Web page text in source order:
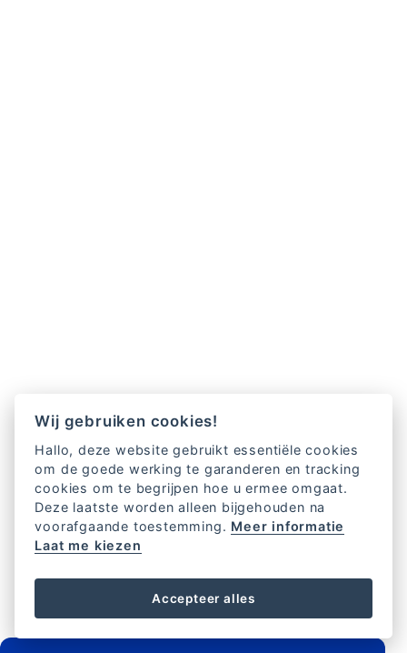
FOOTER
Wij gebruiken cookies!
Hallo, deze website gebruikt essentiële cookies
om de goede werking te garanderen en tracking
cookies om te begrijpen hoe u ermee omgaat.
Deze laatste worden alleen bijgehouden na
voorafgaande toestemming. Meer informatie
Laat me kiezen
Accepteer alles